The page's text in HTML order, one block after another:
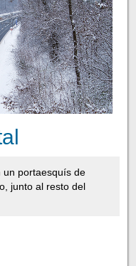
un portaesquís de
junto al resto del